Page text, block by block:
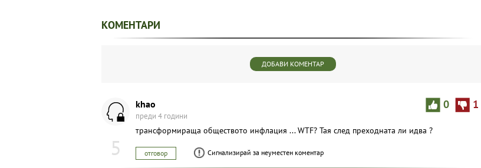
КОМЕНТАРИ
ДОБАВИ КОМЕНТАР
5
0 1
khao
преди 4 години
трансформираща обществото инфлация ... WTF? Тая след преходната ли идва ?
отговор Сигнализирай за неуместен коментар